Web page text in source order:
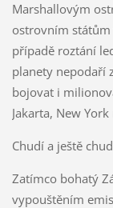
Marshallovým
ostrovním státům
případě roztání
planety nepodaří
bojovat i
Jakarta, New
Chudí a ještě
Zatímco bohatý
vypouštěním